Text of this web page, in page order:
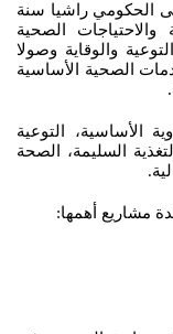
راشيا سنة
الصحية
والوقاية وصولا
الصحية الأساسية
التوعية
السليمة، الصحة
مشاريع أهمها: